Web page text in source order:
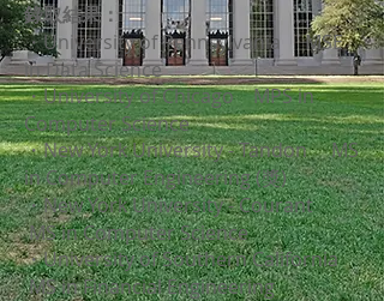
錄取結果：
・University of Pennsylvania MSE
in Data Science
・University of Chicago MPS in
Computer Science
・New York University - Tandon MS
in Computer Engineering (獎)
・New York University - Courant
MS in Computer Science
・University of Southern California
MS in Financial Engineering